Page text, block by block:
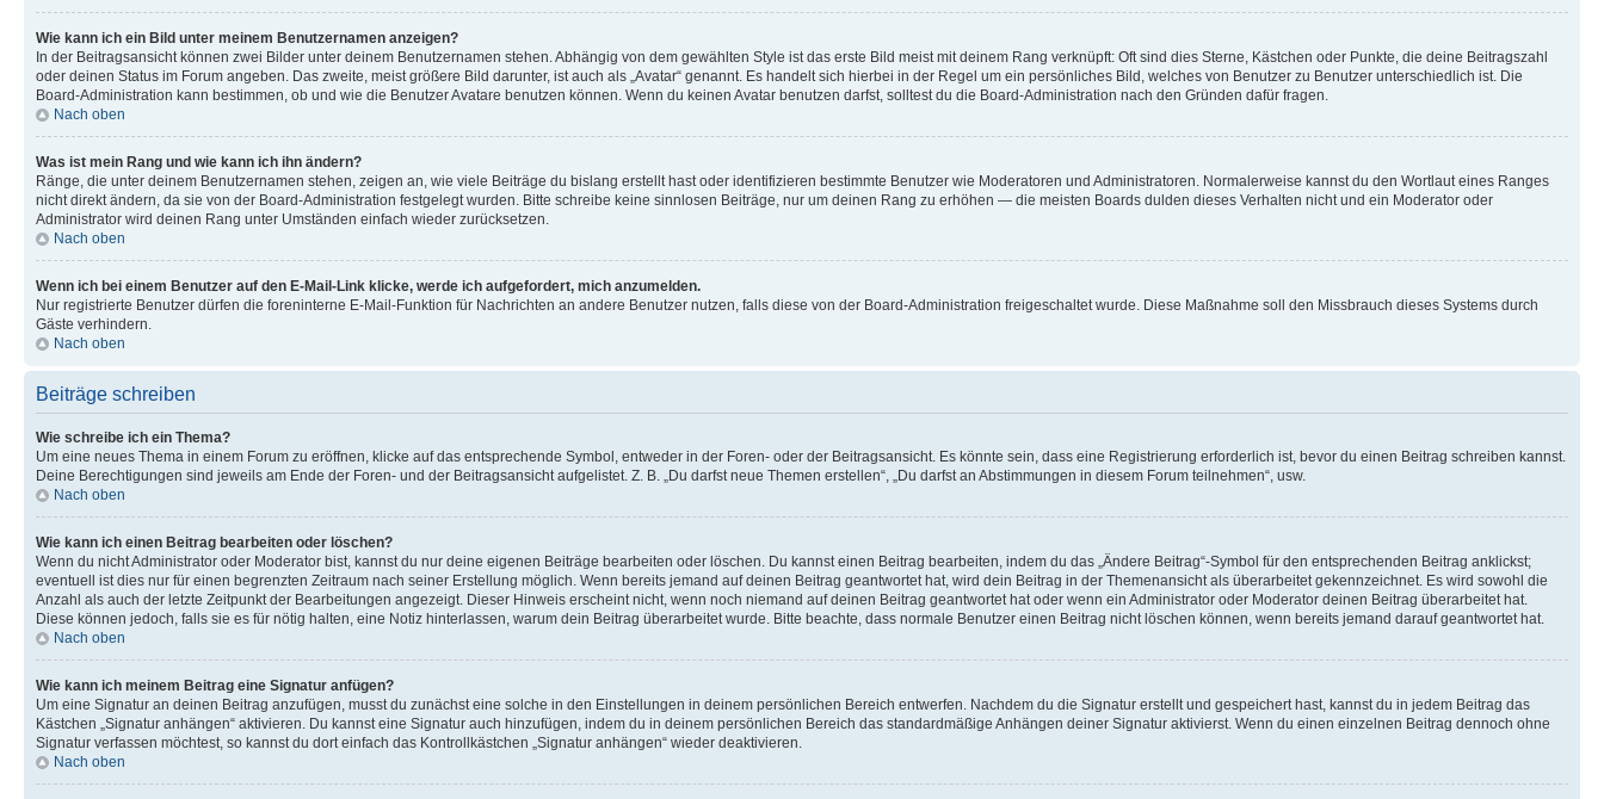
Wie kann ich ein Bild unter meinem Benutzernamen anzeigen?
In der Beitragsansicht können zwei Bilder unter deinem Benutzernamen stehen. Abhängig von dem gewählten Style ist das erste Bild meist mit deinem Rang verknüpft: Oft sind dies Sterne, Kästchen oder Punkte, die deine Beitragszahl
oder deinen Status im Forum angeben. Das zweite, meist größere Bild darunter, ist auch als „Avatar“ genannt. Es handelt sich hierbei in der Regel um ein persönliches Bild, welches von Benutzer zu Benutzer unterschiedlich ist. Die
Board-Administration kann bestimmen, ob und wie die Benutzer Avatare benutzen können. Wenn du keinen Avatar benutzen darfst, solltest du die Board-Administration nach den Gründen dafür fragen.
Nach oben
Was ist mein Rang und wie kann ich ihn ändern?
Ränge, die unter deinem Benutzernamen stehen, zeigen an, wie viele Beiträge du bislang erstellt hast oder identifizieren bestimmte Benutzer wie Moderatoren und Administratoren. Normalerweise kannst du den Wortlaut eines Ranges
nicht direkt ändern, da sie von der Board-Administration festgelegt wurden. Bitte schreibe keine sinnlosen Beiträge, nur um deinen Rang zu erhöhen — die meisten Boards dulden dieses Verhalten nicht und ein Moderator oder
Administrator wird deinen Rang unter Umständen einfach wieder zurücksetzen.
Nach oben
Wenn ich bei einem Benutzer auf den E-Mail-Link klicke, werde ich aufgefordert, mich anzumelden.
Nur registrierte Benutzer dürfen die foreninterne E-Mail-Funktion für Nachrichten an andere Benutzer nutzen, falls diese von der Board-Administration freigeschaltet wurde. Diese Maßnahme soll den Missbrauch dieses Systems durch
Gäste verhindern.
Nach oben
Beiträge schreiben
Wie schreibe ich ein Thema?
Um eine neues Thema in einem Forum zu eröffnen, klicke auf das entsprechende Symbol, entweder in der Foren- oder der Beitragsansicht. Es könnte sein, dass eine Registrierung erforderlich ist, bevor du einen Beitrag schreiben kannst.
Deine Berechtigungen sind jeweils am Ende der Foren- und der Beitragsansicht aufgelistet. Z. B. „Du darfst neue Themen erstellen“, „Du darfst an Abstimmungen in diesem Forum teilnehmen“, usw.
Nach oben
Wie kann ich einen Beitrag bearbeiten oder löschen?
Wenn du nicht Administrator oder Moderator bist, kannst du nur deine eigenen Beiträge bearbeiten oder löschen. Du kannst einen Beitrag bearbeiten, indem du das „Ändere Beitrag“-Symbol für den entsprechenden Beitrag anklickst;
eventuell ist dies nur für einen begrenzten Zeitraum nach seiner Erstellung möglich. Wenn bereits jemand auf deinen Beitrag geantwortet hat, wird dein Beitrag in der Themenansicht als überarbeitet gekennzeichnet. Es wird sowohl die
Anzahl als auch der letzte Zeitpunkt der Bearbeitungen angezeigt. Dieser Hinweis erscheint nicht, wenn noch niemand auf deinen Beitrag geantwortet hat oder wenn ein Administrator oder Moderator deinen Beitrag überarbeitet hat.
Diese können jedoch, falls sie es für nötig halten, eine Notiz hinterlassen, warum dein Beitrag überarbeitet wurde. Bitte beachte, dass normale Benutzer einen Beitrag nicht löschen können, wenn bereits jemand darauf geantwortet hat.
Nach oben
Wie kann ich meinem Beitrag eine Signatur anfügen?
Um eine Signatur an deinen Beitrag anzufügen, musst du zunächst eine solche in den Einstellungen in deinem persönlichen Bereich entwerfen. Nachdem du die Signatur erstellt und gespeichert hast, kannst du in jedem Beitrag das
Kästchen „Signatur anhängen“ aktivieren. Du kannst eine Signatur auch hinzufügen, indem du in deinem persönlichen Bereich das standardmäßige Anhängen deiner Signatur aktivierst. Wenn du einen einzelnen Beitrag dennoch ohne
Signatur verfassen möchtest, so kannst du dort einfach das Kontrollkästchen „Signatur anhängen“ wieder deaktivieren.
Nach oben